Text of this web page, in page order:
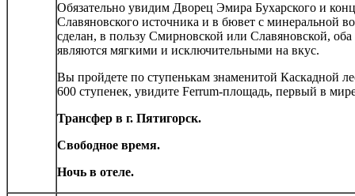
Обязательно увидим Дворец Эмира Бухарского и
Славяновского источника и в бювет с минеральной
сделан, в пользу Смирновской или Славяновской,
являются мягкими и исключительными на вкус.
Вы пройдете по ступенькам знаменитой Каскадной
600 ступенек, увидите Ferrum-площадь, первый в
Трансфер в г. Пятигорск.
Свободное время.
Ночь в отеле.